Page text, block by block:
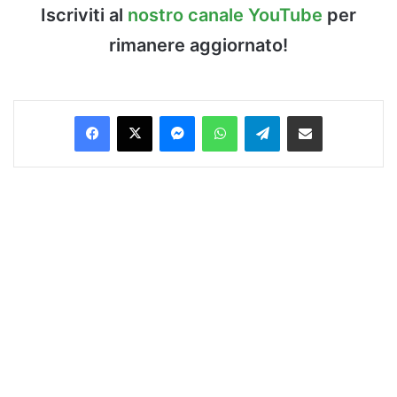
Iscriviti al nostro canale YouTube per
rimanere aggiornato!
Facebook
X MessengerWhatsAppTelegramCondividi via Email